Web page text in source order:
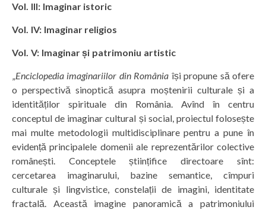
Vol. III: Imaginar istoric
Vol. IV: Imaginar religios
Vol. V: Imaginar și patrimoniu artistic
„Enciclopedia imaginariilor din România își propune să ofere
o perspectivă sinoptică asupra moștenirii culturale și a
identităților spirituale din România. Avînd în centru
conceptul de imaginar cultural și social, proiectul folosește
mai multe metodologii multidisciplinare pentru a pune în
evidență principalele domenii ale reprezentărilor colective
românești. Conceptele științifice directoare sînt:
cercetarea imaginarului, bazine semantice, cîmpuri
culturale și lingvistice, constelații de imagini, identitate
fractală. Această imagine panoramică a patrimoniului